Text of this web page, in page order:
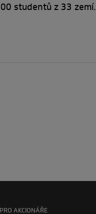
studentů z 33 zemí.
PRO AKCIONÁŘE